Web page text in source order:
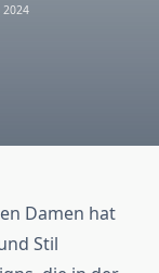
2024
Damen hat
Stil